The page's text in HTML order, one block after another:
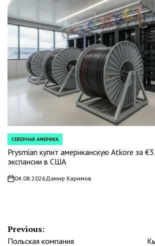
POSTED
IN
СЕВЕРНАЯ АМЕРИКА
Prysmian купит американскую Atkore за
экспансии в США
on04.08.2026Дамир Каримов
Навигация
Previous:
Польская компания